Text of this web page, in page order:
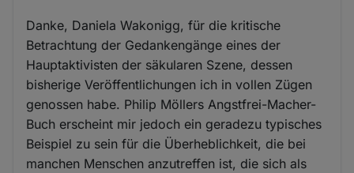
Danke, Daniela Wakonigg, für die kritische
Betrachtung der Gedankengänge eines der
Hauptaktivisten der säkularen Szene, dessen
bisherige Veröffentlichungen ich in vollen Zügen
genossen habe. Philip Möllers Angstfrei-Macher-
Buch erscheint mir jedoch ein geradezu typisches
Beispiel zu sein für die Überheblichkeit, die bei
manchen Menschen anzutreffen ist, die sich als